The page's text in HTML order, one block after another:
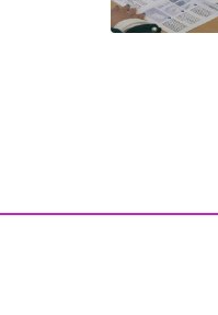
ao Facebook
ao